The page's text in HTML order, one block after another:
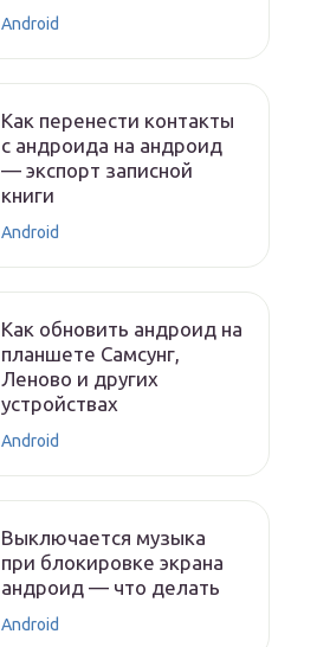
Android
Как перенести контакты
с андроида на андроид
— экспорт записной
книги
Android
Как обновить андроид на
планшете Самсунг,
Леново и других
устройствах
Android
Выключается музыка
при блокировке экрана
андроид — что делать
Android